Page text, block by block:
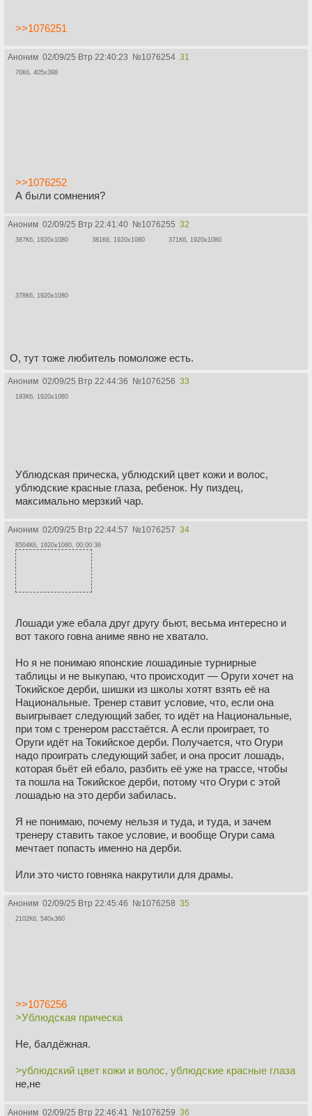
>>1076251
Аноним 02/09/25 Втр 22:40:23 №1076254 31
70Кб, 405x398
>>1076252
А были сомнения?
Аноним 02/09/25 Втр 22:41:40 №1076255 32
387Кб, 1920x1080 381Кб, 1920x1080 371Кб, 1920x1080
378Кб, 1920x1080
О, тут тоже любитель помоложе есть.
Аноним 02/09/25 Втр 22:44:36 №1076256 33
193Кб, 1920x1080
Ублюдская прическа, ублюдский цвет кожи и волос,
ублюдские красные глаза, ребенок. Ну пиздец,
максимально мерзкий чар.
Аноним 02/09/25 Втр 22:44:57 №1076257 34
8504Кб, 1920x1080, 00:00:36
Лошади уже ебала друг другу бьют, весьма интересно и
вот такого говна аниме явно не хватало.
Но я не понимаю японские лошадиные турнирные
таблицы и не выкупаю, что происходит — Оруги хочет на
Токийское дерби, шишки из школы хотят взять её на
Национальные. Тренер ставит условие, что, если она
выигрывает следующий забег, то идёт на Национальные,
при том с тренером расстаётся. А если проиграет, то
Оруги идёт на Токийское дерби. Получается, что Огури
надо проиграть следующий забег, и она просит лошадь,
которая бьёт ей ебало, разбить её уже на трассе, чтобы
та пошла на Токийское дерби, потому что Огури с этой
лошадью на это дерби забилась.
Я не понимаю, почему нельзя и туда, и туда, и зачем
тренеру ставить такое условие, и вообще Огури сама
мечтает попасть именно на дерби.
Или это чисто говняка накрутили для драмы.
Аноним 02/09/25 Втр 22:45:46 №1076258 35
2102Кб, 540x360
>>1076256
>Ублюдская прическа
Не, балдёжная.
>ублюдский цвет кожи и волос, ублюдские красные глаза
не,не
Аноним 02/09/25 Втр 22:46:41 №1076259 36